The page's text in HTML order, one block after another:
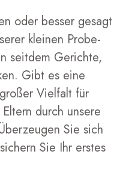
oder besser gesagt
kleinen Probe-
seitdem Gerichte,
Gibt es eine
Vielfalt für
durch unsere
Sie sich
Sie Ihr erstes